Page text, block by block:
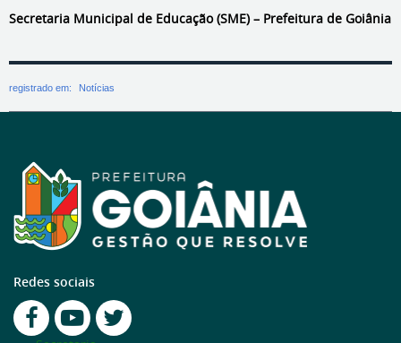
Secretaria Municipal de Educação (SME) – Prefeitura de Goiânia
registrado em: Notícias
Redes sociais